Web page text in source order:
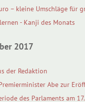
– kleine Umschläge für
- Kanji des Monats
2017
der Redaktion
Abe zur
des Parlaments am